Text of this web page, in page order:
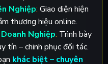
Nghiệp: Giao diện hiện
thương hiệu online.
Nghiệp: Trình bày
tín – chinh phục đối tác.
khác biệt – chuyên